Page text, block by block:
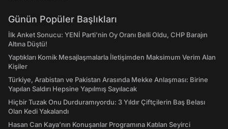
Günün Popüler Başlıkları
İlk Anket Sonucu: YENİ Parti'nin Oy Oranı Belli Oldu, CHP Barajın
Altına Düştü!
Yaptıkları Komik Mesajlaşmalarla İletişimden Maksimum Verim Alan
Kişiler
Türkiye, Arabistan ve Pakistan Arasında Mekke Anlaşması: Birine
Yapılan Saldırı Hepsine Yapılmış Sayılacak
Hiçbir Tuzak Onu Durduramıyordu: 3 Yıldır Çiftçilerin Baş Belası
Olan Kedi Yakalandı
Hasan Can Kaya’nın Konuşanlar Programına Katılan Seyirci